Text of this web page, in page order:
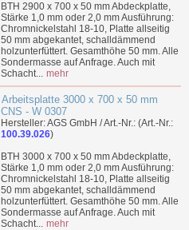
BTH 2900 x 700 x 50 mm Abdeckplatte,
Stärke 1,0 mm oder 2,0 mm Ausführung:
Chromnickelstahl 18-10, Platte allseitig
50 mm abgekantet, schalldämmend
holzunterfüttert. Gesamthöhe 50 mm. Alle
Sondermasse auf Anfrage. Auch mit
Schacht... mehr
Arbeitsplatte 3000 x 700 x 50 mm
CNS - W 0307
Hersteller: AGS GmbH / Art.-Nr.: (Art.-Nr.:
100.39.026)
BTH 3000 x 700 x 50 mm Abdeckplatte,
Stärke 1,0 mm oder 2,0 mm Ausführung:
Chromnickelstahl 18-10, Platte allseitig
50 mm abgekantet, schalldämmend
holzunterfüttert. Gesamthöhe 50 mm. Alle
Sondermasse auf Anfrage. Auch mit
Schacht... mehr